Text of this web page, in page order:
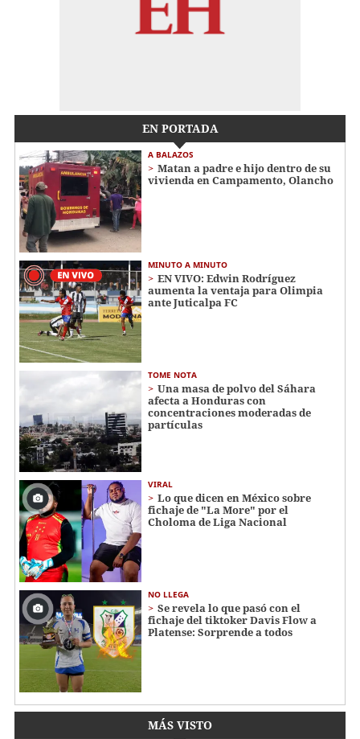
EN PORTADA
A BALAZOS
Matan a padre e hijo dentro de su
vivienda en Campamento, Olancho
MINUTO A MINUTO
EN VIVO: Edwin Rodríguez
aumenta la ventaja para Olimpia
ante Juticalpa FC
TOME NOTA
Una masa de polvo del Sáhara
afecta a Honduras con
concentraciones moderadas de
partículas
VIRAL
Lo que dicen en México sobre
fichaje de "La More" por el
Choloma de Liga Nacional
NO LLEGA
Se revela lo que pasó con el
fichaje del tiktoker Davis Flow a
Platense: Sorprende a todos
MÁS VISTO